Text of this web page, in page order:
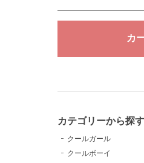
カテゴリーから探す
クールガール
クールボーイ